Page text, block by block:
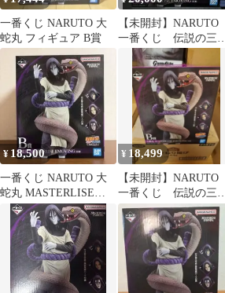
一番くじ NARUTO 大
蛇丸 フィギュア B賞
【未開封】NARUTO
一番くじ 伝説の三
忍 B賞 綱手 大蛇
¥ 18,500
一番くじ NARUTO 大
蛇丸 MASTERLISE
EMOVING
¥ 18,499
【未開封】NARUTO
一番くじ 伝説の三
忍 B賞 綱手 大蛇
丸